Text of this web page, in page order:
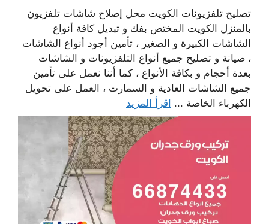
تصليح تلفزيونات الكويت محل إصلاح شاشات تلفزيون
بالمنزل الكويت المختص بفك و تبديل كافة أنواع
الشاشات الكبيرة و الصغير ، تأمين أجود أنواع الشاشات
، صيانة و تصليح جميع أنواع التلفزيونات و الشاشات
بعدة أحجام و بكافة الأنواع ، كما أننا نعمل على تأمين
جميع الشاشات العادية و السمارت ، العمل على تحويل
الكهرباء الخاصة ... اقرأ المزيد